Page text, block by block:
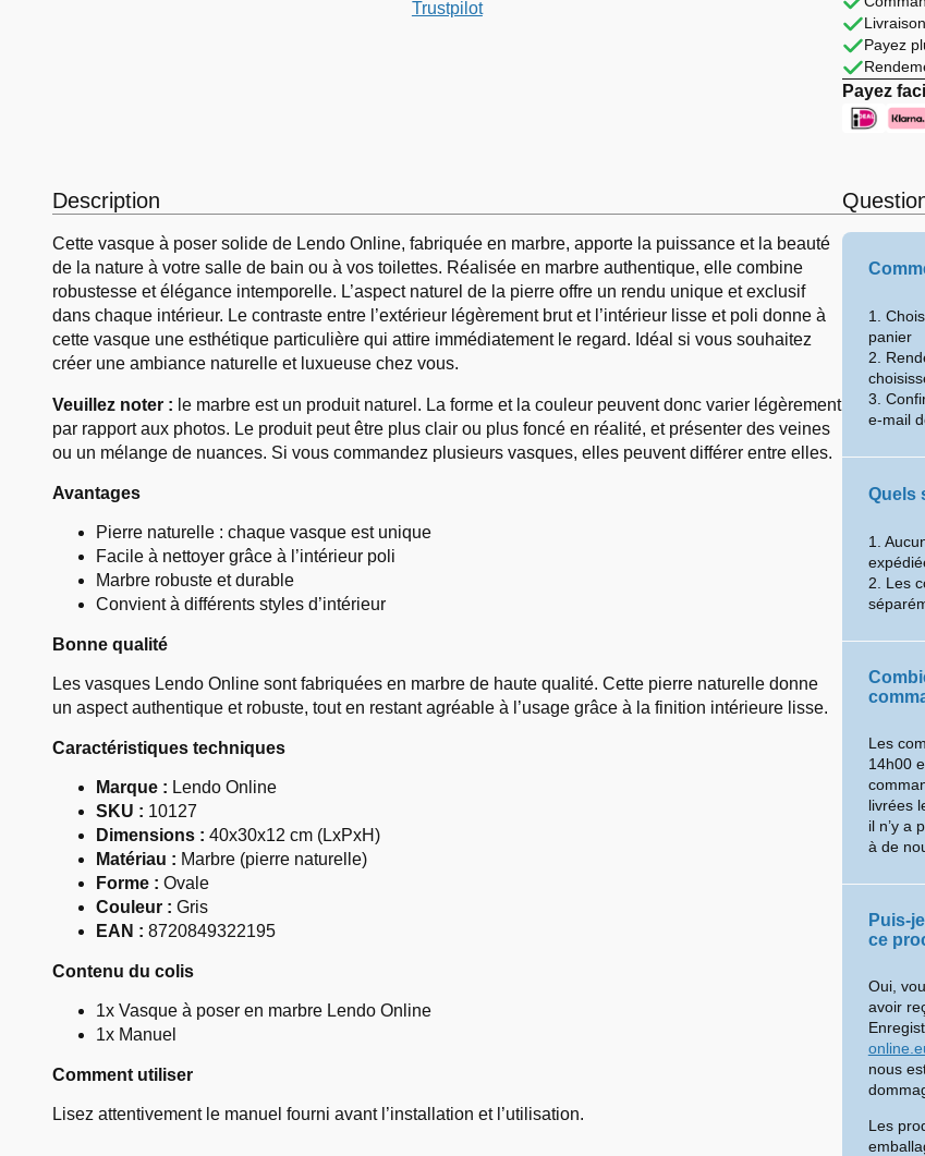
Trustpilot
40x30x12
cm
Ovale
Marbre
Gris
Payez
Payez
Description
Cette vasque à poser solide de Lendo Online, fabriquée en marbre, apporte la puissance et la beauté
de la nature à votre salle de bain ou à vos toilettes. Réalisée en marbre authentique, elle combine
robustesse et élégance intemporelle. L’aspect naturel de la pierre offre un rendu unique et exclusif
dans chaque intérieur. Le contraste entre l’extérieur légèrement brut et l’intérieur lisse et poli donne à
cette vasque une esthétique particulière qui attire immédiatement le regard. Idéal si vous souhaitez
créer une ambiance naturelle et luxueuse chez vous.
Veuillez noter : le marbre est un produit naturel. La forme et la couleur peuvent donc varier légèrement
par rapport aux photos. Le produit peut être plus clair ou plus foncé en réalité, et présenter des veines
ou un mélange de nuances. Si vous commandez plusieurs vasques, elles peuvent différer entre elles.
Avantages
Pierre naturelle : chaque vasque est unique
Facile à nettoyer grâce à l’intérieur poli
Marbre robuste et durable
Convient à différents styles d’intérieur
Bonne qualité
Les vasques Lendo Online sont fabriquées en marbre de haute qualité. Cette pierre naturelle donne
un aspect authentique et robuste, tout en restant agréable à l’usage grâce à la finition intérieure lisse.
Caractéristiques techniques
Marque : Lendo Online
SKU : 10127
Dimensions : 40x30x12 cm (LxPxH)
Matériau : Marbre (pierre naturelle)
Forme : Ovale
Couleur : Gris
EAN : 8720849322195
Contenu du colis
1x Vasque à poser en marbre Lendo Online
1x Manuel
Comment utiliser
Lisez attentivement le manuel fourni avant l’installation et l’utilisation.
1.
panier
2.
3.
e-mail
Quels
1.
2. Les
Les
14h00
livrées
il n’y a
à de
Puis-
ce
Oui,
avoir
nous
Les